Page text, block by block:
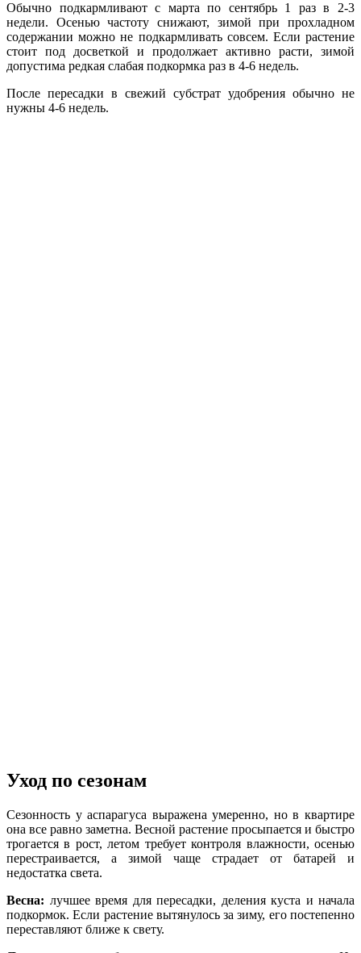
Обычно подкармливают с марта по сентябрь 1 раз в 2-3
недели. Осенью частоту снижают, зимой при прохладном
содержании можно не подкармливать совсем. Если растение
стоит под досветкой и продолжает активно расти, зимой
допустима редкая слабая подкормка раз в 4-6 недель.
После пересадки в свежий субстрат удобрения обычно не
нужны 4-6 недель.
Уход по сезонам
Сезонность у аспарагуса выражена умеренно, но в квартире
она все равно заметна. Весной растение просыпается и быстро
трогается в рост, летом требует контроля влажности, осенью
перестраивается, а зимой чаще страдает от батарей и
недостатка света.
Весна: лучшее время для пересадки, деления куста и начала
подкормок. Если растение вытянулось за зиму, его постепенно
переставляют ближе к свету.